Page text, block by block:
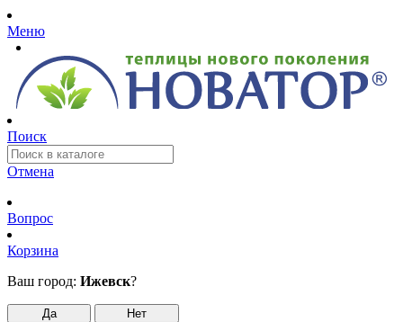
Меню
Поиск
Отмена
Вопрос
Корзина
Ваш город: Ижевск?
Да Нет